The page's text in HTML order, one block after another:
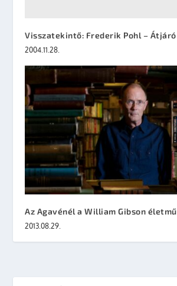
Visszatekintő: Frederik Pohl – Átjáró
2004.11.28.
Az Agavénél a William Gibson életmű
2013.08.29.